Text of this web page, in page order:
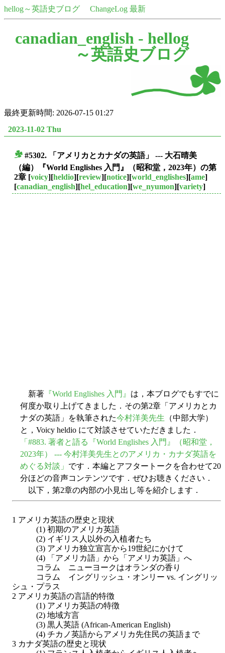
hellog～英語史ブログ ChangeLog 最新
canadian_english - hellog
～英語史ブログ
最終更新時間: 2026-07-15 01:27
2023-11-02 Thu
#5302. 「アメリカとカナダの英語」 --- 大石晴美
（編）『World Englishes 入門』（昭和堂，2023年）の第
2章 [voicy][heldio][review][notice][world_englishes][ame]
[canadian_english][hel_education][we_nyumon][variety]
新著 『World Englishes 入門』 は，本ブログでもすでに
何度か取り上げてきました．その第2章「アメリカとカ
ナダの英語」を執筆された今村洋美先生 （中部大学）
と，Voicy heldio にて対談させていただきました．
「#883. 著者と語る『World Englishes 入門』（昭和堂，
2023年） --- 今村洋美先生とのアメリカ・カナダ英語を
めぐる対談」 です．本編とアフタートークを合わせて20
分ほどの音声コンテンツです．ぜひお聴きください．
以下，第2章の内部の小見出し等を紹介します．
1 アメリカ英語の歴史と現状
(1) 初期のアメリカ英語
(2) イギリス人以外の入植者たち
(3) アメリカ独立宣言から19世紀にかけて
(4) 「アメリカ語」から「アメリカ英語」へ
コラム ニューヨークはオランダの香り
コラム イングリッシュ・オンリー vs. イングリッ
シュ・プラス
2 アメリカ英語の言語的特徴
(1) アメリカ英語の特徴
(2) 地域方言
(3) 黒人英語 (African-American English)
(4) チカノ英語からアメリカ先住民の英語まで
3 カナダ英語の歴史と現状